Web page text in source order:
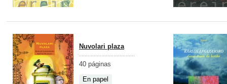
Nuvolari plaza
40 páginas
En papel